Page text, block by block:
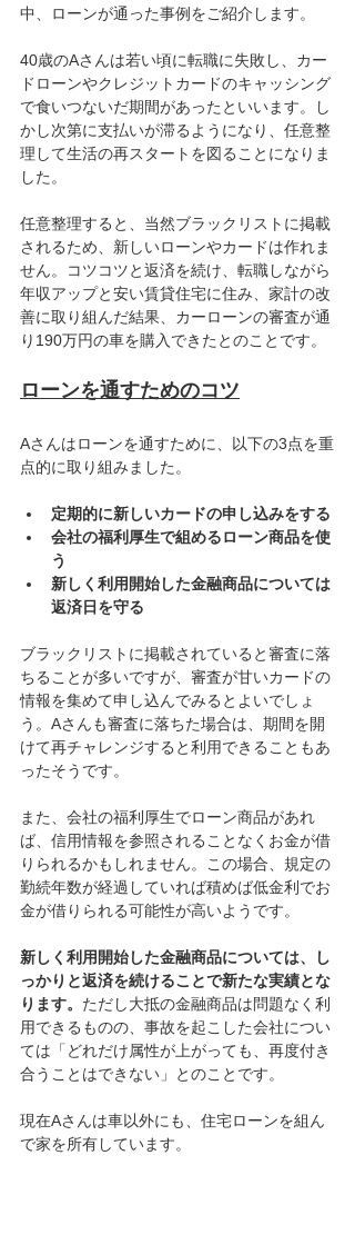
中、ローンが通った事例をご紹介します。
40歳のAさんは若い頃に転職に失敗し、カー
ドローンやクレジットカードのキャッシング
で食いつないだ期間があったといいます。し
かし次第に支払いが滞るようになり、任意整
理して生活の再スタートを図ることになりま
した。
任意整理すると、当然ブラックリストに掲載
されるため、新しいローンやカードは作れま
せん。コツコツと返済を続け、転職しながら
年収アップと安い賃貸住宅に住み、家計の改
善に取り組んだ結果、カーローンの審査が通
り190万円の車を購入できたとのことです。
ローンを通すためのコツ
Aさんはローンを通すために、以下の3点を重
点的に取り組みました。
定期的に新しいカードの申し込みをする
会社の福利厚生で組めるローン商品を使
う
新しく利用開始した金融商品については
返済日を守る
ブラックリストに掲載されていると審査に落
ちることが多いですが、審査が甘いカードの
情報を集めて申し込んでみるとよいでしょ
う。Aさんも審査に落ちた場合は、期間を開
けて再チャレンジすると利用できることもあ
ったそうです。
また、会社の福利厚生でローン商品があれ
ば、信用情報を参照されることなくお金が借
りられるかもしれません。この場合、規定の
勤続年数が経過していれば積めば低金利でお
金が借りられる可能性が高いようです。
新しく利用開始した金融商品については、し
っかりと返済を続けることで新たな実績とな
ります。 ただし大抵の金融商品は問題なく利
用できるものの、事故を起こした会社につい
ては「どれだけ属性が上がっても、再度付き
合うことはできない」とのことです。
現在Aさんは車以外にも、住宅ローンを組ん
で家を所有しています。